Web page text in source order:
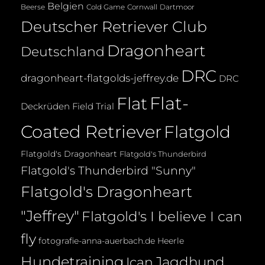
Beerse Belgien Cold Game Cornwall Dartmoor
Deutscher Retriever Club
Deutschland Dragonheart
dragonheart-flatgolds-jeffrey.de DRC DRC
Deckrüden Field Trial Flat Flat-
Coated Retriever Flatgold
Flatgold's Dragonheart Flatgold's Thunderbird
Flatgold's Thunderbird "Sunny"
Flatgold's Dragonheart
"Jeffrey" Flatgold's I believe I can
fly fotografie-anna-auerbach.de Heerle